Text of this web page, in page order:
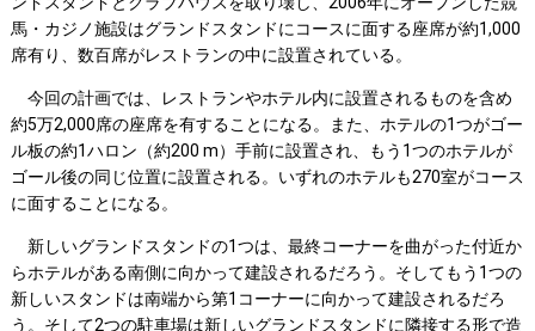
馬・カジノ施設はグランドスタンドにコースに面する座席が約1,000
席有り、数百席がレストランの中に設置されている。
今回の計画では、レストランやホテル内に設置されるものを含め
約5万2,000席の座席を有することになる。また、ホテルの1つがゴー
ル板の約1ハロン（約200 m）手前に設置され、もう1つのホテルが
ゴール後の同じ位置に設置される。いずれのホテルも270室がコース
に面することになる。
新しいグランドスタンドの1つは、最終コーナーを曲がった付近か
らホテルがある南側に向かって建設されるだろう。そしてもう1つの
新しいスタンドは南端から第1コーナーに向かって建設されるだろ
う。そして2つの駐車場は新しいグランドスタンドに隣接する形で造